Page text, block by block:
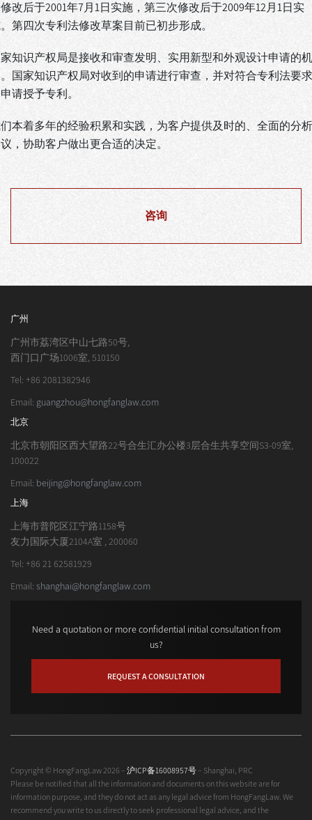
改后于2001年7月1日实施，第三次修改后于2009年12月1日实
第四次专利法修改草案目前已初步形成。
知识产权局是接收和审查发明、实用新型和外观设计申请的机
国家知识产权局对收到的申请进行审查，并对符合专利法要求
请授予专利。
本着多年的经验积累和实践，为客户提供及时的、全面的分析
，协助客户做出更合适的决定。
咨询
广州
广州市荔湾区中山七路50号,
西门口广场1006室, 510150
Tel: +86 2081382946
Email: guangzhou@hongfanglaw.com
北京
北京市朝阳区西大望路22号合生汇办公楼3层合生共享空间S3-09室,
100022
Email: beijing@hongfanglaw.com
上海
上海市普陀区江宁路1158号
友力国际大厦2104A室 , 200060
Tel: +86 21 62581929
Email: shanghai@hongfanglaw.com
Need a quotation or more confidential initial consultation from
us?
REQUEST A CONSULTATION
Copyright © HongFangLaw 2026 – 沪ICP备16008957号– Shanghai, PRC
Please be notified that all the information and documents on this website are for
information purpose, and they do not act as any legal advice from HongFangLaw. We
recommend you write to us directly to seek professional legal advice, and the